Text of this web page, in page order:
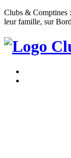
Clubs & Comptines
leur famille, sur
Clubs
Comptines